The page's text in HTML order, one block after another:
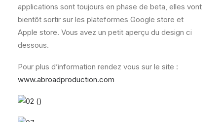
applications sont toujours en phase de beta, elles vont
bientôt sortir sur les plateformes Google store et
Apple store. Vous avez un petit aperçu du design ci
dessous.
Pour plus d’information rendez vous sur le site :
www.abroadproduction.com